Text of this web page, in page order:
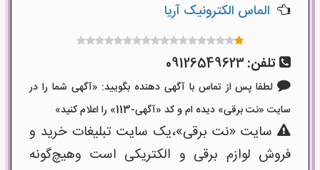
الماس الکترونیک آریا
تلفن:09126549623
لطفا پس از تماس با آگهی دهنده بگویید: «آگهی شما را در
سایت «نت برقی» دیده ام و کد «آگهی-113» را اعلام کنید»
سایت «نت برقی»،یک سایت تبلیغات خرید و
فروش لوازم برقی و الکتریکی است وهیچ‌گونه